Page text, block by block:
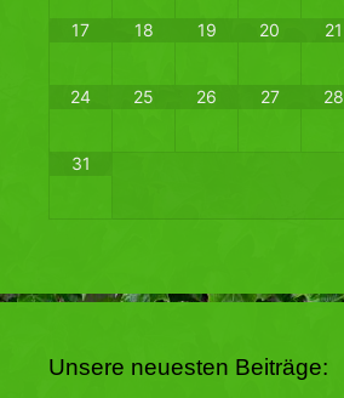
17 18 19 20 21
24 25 26 27 28
31
Unsere neuesten Beiträge: